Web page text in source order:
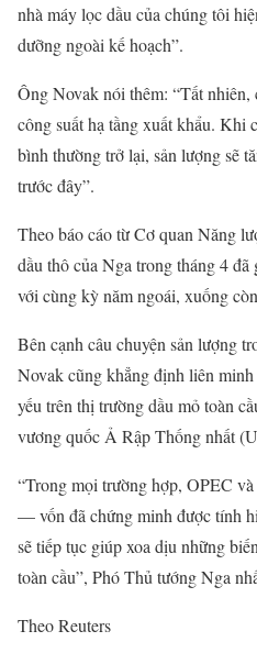
nhà máy lọc dầu của chúng tôi
dưỡng ngoài kế hoạch”.
Ông Novak nói thêm: “Tất
công suất hạ tầng xuất khẩu. Khi
bình thường trở lại, sản lượng sẽ
trước đây”.
Theo báo cáo từ Cơ quan Năng
dầu thô của Nga trong tháng 4
với cùng kỳ năm ngoái, xuống
Bên cạnh câu chuyện sản lượng
Novak cũng khẳng định liên
yếu trên thị trường dầu mỏ toàn
vương quốc Ả Rập Thống nhất
“Trong mọi trường hợp, OPEC
— vốn đã chứng minh được tính
sẽ tiếp tục giúp xoa dịu những
toàn cầu”, Phó Thủ tướng Nga
Theo Reuters